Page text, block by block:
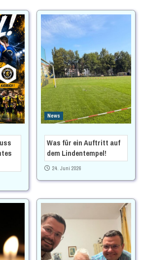
News
Was für ein Auftritt auf
dem Lindentempel!
24. Juni 2026